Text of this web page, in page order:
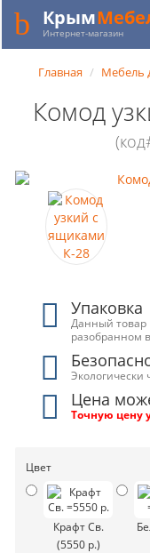
Крым
Интернет-магазин
Главная Мебель
Комод
Упаковка
Данный товар
разобранном
Экологически
Цена
Точную цену
Цвет
Крафт Св.
(5550 р.)